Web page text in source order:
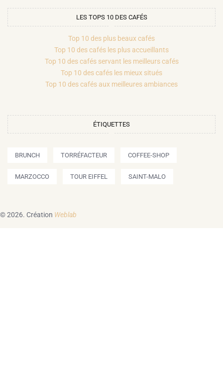
LES TOPS 10 DES CAFÉS
Top 10 des plus beaux cafés
Top 10 des cafés les plus accueillants
Top 10 des cafés servant les meilleurs cafés
Top 10 des cafés les mieux situés
Top 10 des cafés aux meilleures ambiances
ÉTIQUETTES
BRUNCH TORRÉFACTEUR COFFEE-SHOP
MARZOCCO TOUR EIFFEL SAINT-MALO
© 2026. Création Weblab